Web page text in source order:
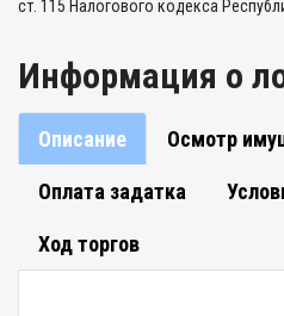
ст. 115 Налогового кодекса
Информация о
Описание Осмотр
Оплата задатка
Ход торгов